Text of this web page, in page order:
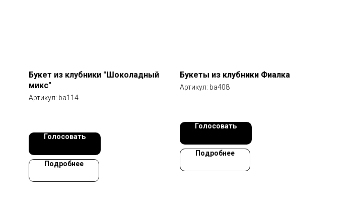
Букет из клубники "Шоколадный
микс"
Артикул: ba114
Голосовать
Подробнее
Букеты из клубники Фиалка
Артикул: ba408
Голосовать
Подробнее